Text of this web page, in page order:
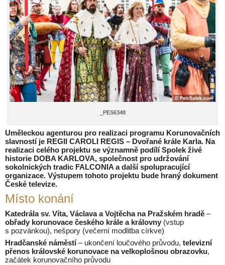
_PES6348
Uměleckou agenturou pro realizaci programu Korunovačních
slavností je REGII CAROLI REGIS – Dvořané krále Karla. Na
realizaci celého projektu se významně podílí Spolek živé
historie DOBA KARLOVA, společnost pro udržování
sokolnických tradic FALCONIA a další spolupracující
organizace. Výstupem tohoto projektu bude hraný dokument
České televize.
Místo konání
Katedrála sv. Víta, Václava a Vojtěcha na Pražském hradě –
obřady korunovace českého krále a královny (vstup
s pozvánkou), nešpory (večerní modlitba církve)
Hradčanské náměstí– ukončení loučového průvodu, televizní
přenos královské korunovace na velkoplošnou obrazovku,
začátek korunovačního průvodu